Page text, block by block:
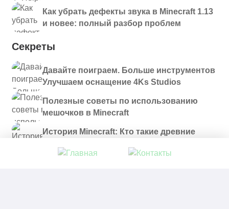
Как убрать дефекты звука в Minecraft 1.13
и новее: полный разбор проблем
Секреты
Давайте поиграем. Больше инструментов
Улучшаем оснащение 4Ks Studios
Полезные советы по использованию
мешочков в Minecraft
История Minecraft: Кто такие древние